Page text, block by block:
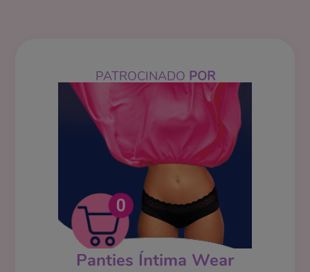
PATROCINADO POR
Panties Íntima Wear